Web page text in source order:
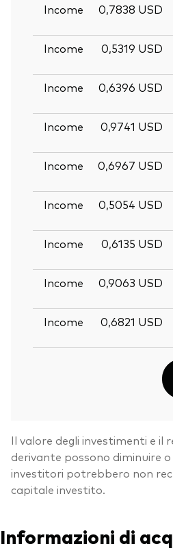
Income 0,7838 USD
Income 0,5319 USD
Income 0,6396 USD
Income 0,9741 USD
Income 0,6967 USD
Income 0,5054 USD
Income 0,6135 USD
Income 0,9063 USD
Income 0,6821 USD
Il valore degli investimenti e il
derivante possono diminuire
investitori potrebbero non
capitale investito.
Informazioni di